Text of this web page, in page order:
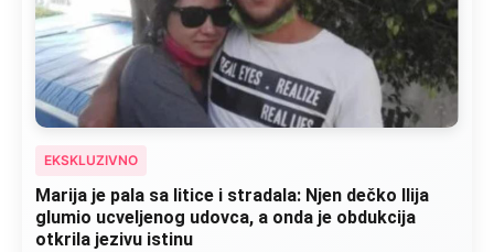
EKSKLUZIVNO
Kad se Marin suprug razbolio ona ga kupala,
pelene mu mijenjala: Jedno jutro je poslao po
čokoladu..